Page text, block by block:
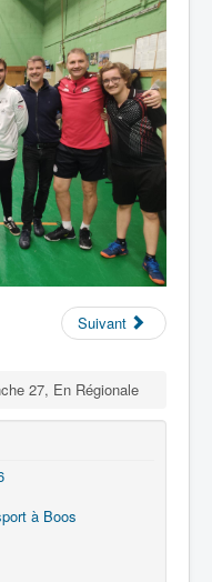
Suivant
27, En Régionale
à Boos